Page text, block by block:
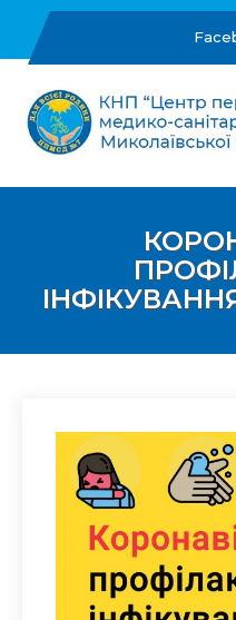
content
ЦПМСД №7
первинної